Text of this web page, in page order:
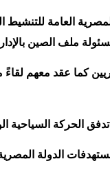
العامة
كما عقد معهم لقاءً
مستهدفات الدولة